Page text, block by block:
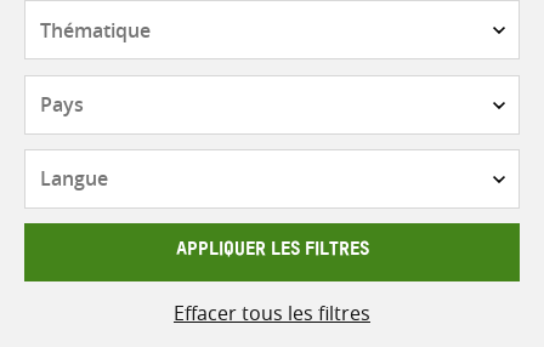
APPLIQUER LES FILTRES
Effacer tous les filtres